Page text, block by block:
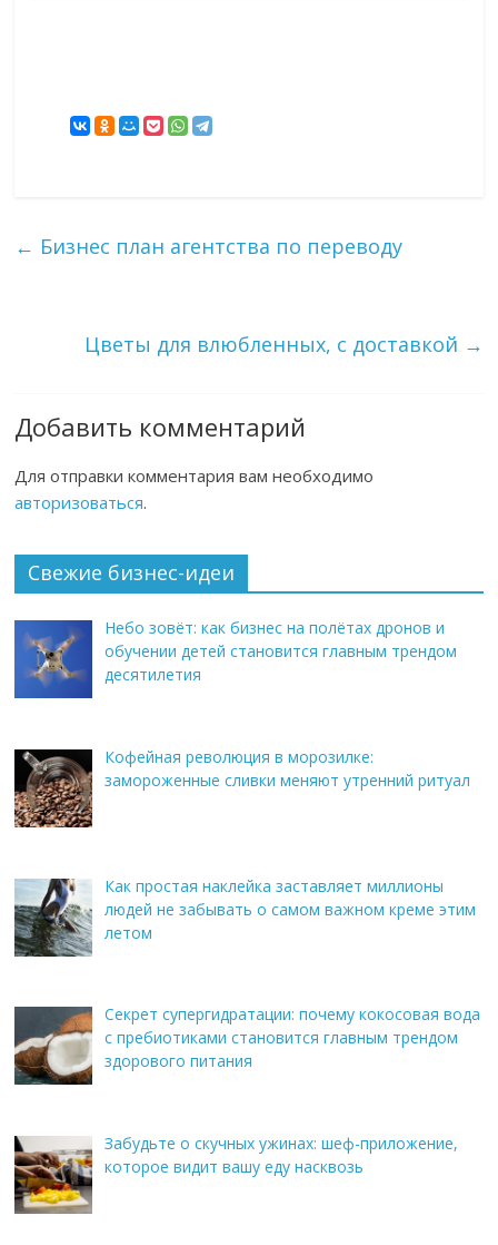
← Бизнес план агентства по переводу
Цветы для влюбленных, с доставкой →
Добавить комментарий
Для отправки комментария вам необходимо
авторизоваться.
Свежие бизнес-идеи
Небо зовёт: как бизнес на полётах дронов и
обучении детей становится главным трендом
десятилетия
Кофейная революция в морозилке:
замороженные сливки меняют утренний ритуал
Как простая наклейка заставляет миллионы
людей не забывать о самом важном креме этим
летом
Секрет супергидратации: почему кокосовая вода
с пребиотиками становится главным трендом
здорового питания
Забудьте о скучных ужинах: шеф-приложение,
которое видит вашу еду насквозь